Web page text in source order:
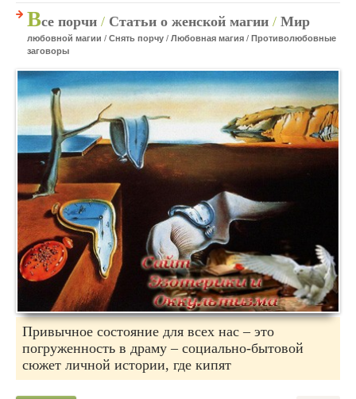
Все порчи / Статьи о женской магии / Мир
любовной магии / Снять порчу / Любовная магия / Противолюбовные
заговоры
Привычное состояние для всех нас – это
погруженность в драму – социально-бытовой
сюжет личной истории, где кипят